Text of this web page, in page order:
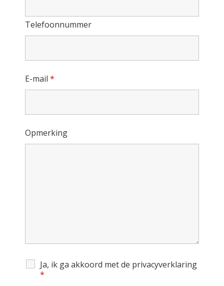
Telefoonnummer
E-mail *
Opmerking
Ja, ik ga akkoord met de privacyverklaring
*